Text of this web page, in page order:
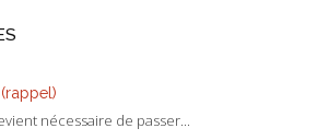
nécessaire de passer...